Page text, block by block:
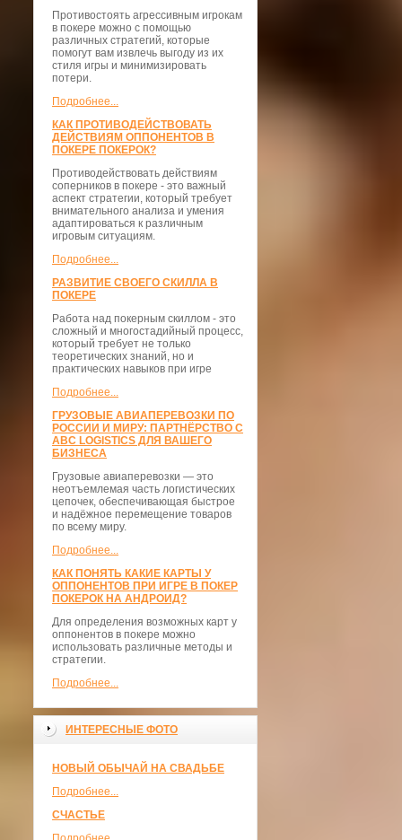
Противостоять агрессивным игрокам
в покере можно с помощью
различных стратегий, которые
помогут вам извлечь выгоду из их
стиля игры и минимизировать
потери.
Подробнее...
КАК ПРОТИВОДЕЙСТВОВАТЬ
ДЕЙСТВИЯМ ОППОНЕНТОВ В
ПОКЕРЕ ПОКЕРОК?
Противодействовать действиям
соперников в покере - это важный
аспект стратегии, который требует
внимательного анализа и умения
адаптироваться к различным
игровым ситуациям.
Подробнее...
РАЗВИТИЕ СВОЕГО СКИЛЛА В
ПОКЕРЕ
Работа над покерным скиллом - это
сложный и многостадийный процесс,
который требует не только
теоретических знаний, но и
практических навыков при игре
Подробнее...
ГРУЗОВЫЕ АВИАПЕРЕВОЗКИ ПО
РОССИИ И МИРУ: ПАРТНЁРСТВО С
ABC LOGISTICS ДЛЯ ВАШЕГО
БИЗНЕСА
Грузовые авиаперевозки — это
неотъемлемая часть логистических
цепочек, обеспечивающая быстрое
и надёжное перемещение товаров
по всему миру.
Подробнее...
КАК ПОНЯТЬ КАКИЕ КАРТЫ У
ОППОНЕНТОВ ПРИ ИГРЕ В ПОКЕР
ПОКЕРОК НА АНДРОИД?
Для определения возможных карт у
оппонентов в покере можно
использовать различные методы и
стратегии.
Подробнее...
ИНТЕРЕСНЫЕ ФОТО
НОВЫЙ ОБЫЧАЙ НА СВАДЬБЕ
Подробнее...
СЧАСТЬЕ